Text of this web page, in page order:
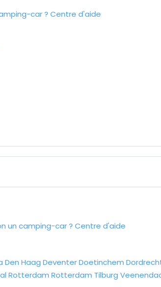
car ? Centre d'aide
un camping-car ? Centre d'aide
Den Haag DeventerDoetinchem
Rotterdam Rotterdam Tilburg